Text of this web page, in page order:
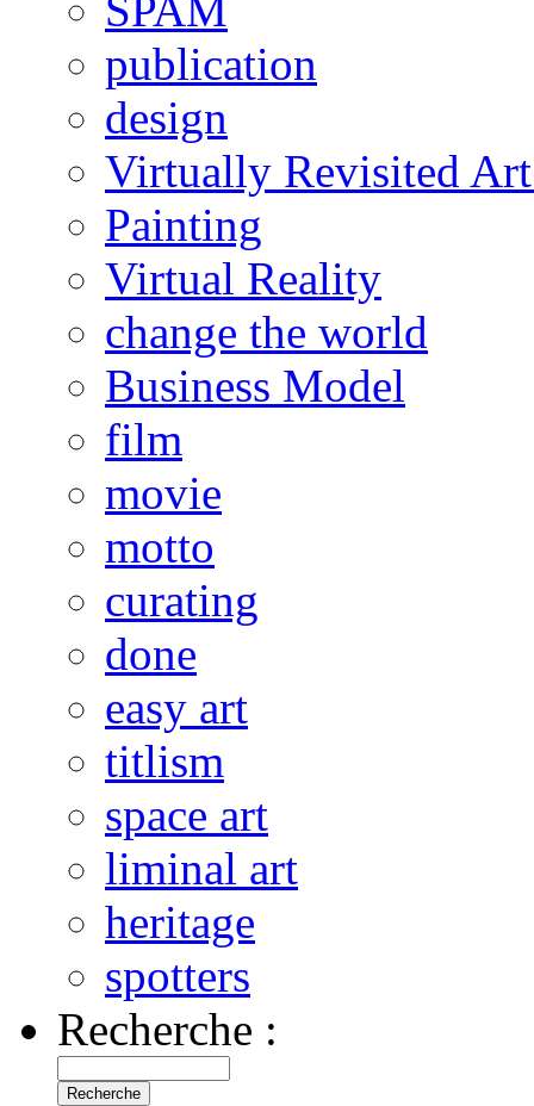
SPAM
publication
design
Virtually Revisited
Painting
Virtual Reality
change the world
Business Model
film
movie
motto
curating
done
easy art
titlism
space art
liminal art
heritage
spotters
Recherche :